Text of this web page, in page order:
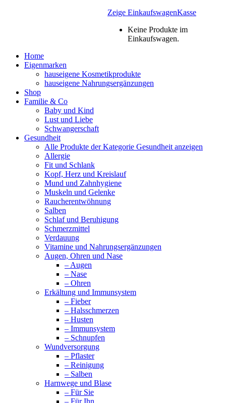
Zeige EinkaufswagenKasse
Keine Produkte im
Einkaufswagen.
Home
Eigenmarken
hauseigene Kosmetikprodukte
hauseigene Nahrungsergänzungen
Shop
Familie & Co
Baby und Kind
Lust und Liebe
Schwangerschaft
Gesundheit
Alle Produkte der Kategorie Gesundheit anzeigen
Allergie
Fit und Schlank
Kopf, Herz und Kreislauf
Mund und Zahnhygiene
Muskeln und Gelenke
Raucherentwöhnung
Salben
Schlaf und Beruhigung
Schmerzmittel
Verdauung
Vitamine und Nahrungsergänzungen
Augen, Ohren und Nase
– Augen
– Nase
– Ohren
Erkältung und Immunsystem
– Fieber
– Halsschmerzen
– Husten
– Immunsystem
– Schnupfen
Wundversorgung
– Pflaster
– Reinigung
– Salben
Harnwege und Blase
– Für Sie
– Für Ihn